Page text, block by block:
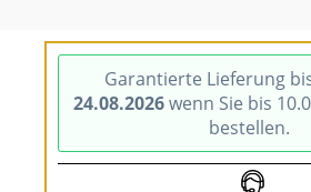
Garantierte Lieferung
24.08.2026wenn Sie bis
bestellen.